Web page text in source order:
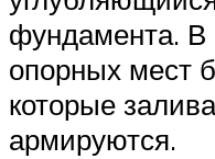
фундамента. В
опорных мест
которые
армируются.